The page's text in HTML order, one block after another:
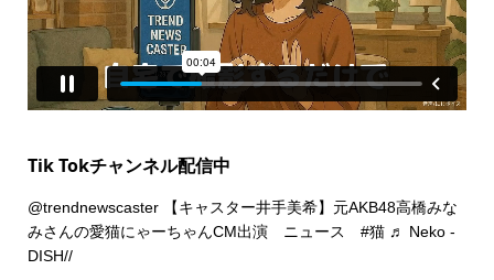
Tik Tokチャンネル配信中
@trendnewscaster【キャスター井手美希】元AKB48高橋みな
みさんの愛猫にゃーちゃんCM出演 ニュース #猫 ♬ Neko -
DISH//